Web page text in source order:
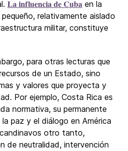
La influencia de Cuba en la
relativamente aislado
militar, constituye
para otras lecturas que
de un Estado, sino
y valores que proyecta y
Por ejemplo, Costa Rica es
normativa, su permanente
paz y el diálogo en América
otro tanto,
de neutralidad, intervención